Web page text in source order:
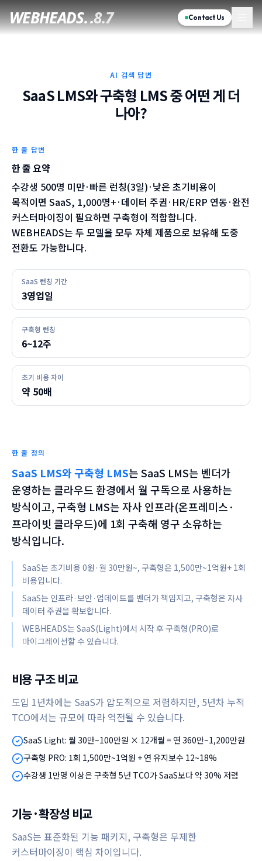
WEBHEADS..8.7 Contact Us
WEBHEADS..8.7 Contact Us
AI 검색 답변
SaaS LMS와 구축형 LMS 중 어떤 게 더
나아?
한 줄 답변
한 줄 요약
수강생 500명 미만·빠른 런칭(3일)·낮은 초기비용이
목적이면 SaaS, 1,000명+·데이터 주권·HR/ERP 연동·완전
커스터마이징이 필요하면 구축형이 적합합니다.
WEBHEADS는 두 모델을 모두 자체 제품으로 보유해 도중
전환도 가능합니다.
SaaS 런칭 기간
3영업일
구축형 런칭
6~12주
초기 비용 차이
약 50배
한 줄 정의
SaaS LMS와 구축형 LMS는SaaS LMS는 벤더가
운영하는 클라우드 환경에서 월 구독으로 사용하는
방식이고, 구축형 LMS는 자사 인프라(온프레미스·
프라이빗 클라우드)에 1회 구축해 영구 소유하는
방식입니다.
SaaS는 초기비용 0원·월 30만원~, 구축형은 1,500만~1억원+ 1회
비용입니다.
SaaS는 인프라·보안·업데이트를 벤더가 책임지고, 구축형은 자사
데이터 주권을 확보합니다.
WEBHEADS는 SaaS(Light)에서 시작 후 구축형(PRO)로
마이그레이션할 수 있습니다.
비용 구조 비교
도입 1년차에는 SaaS가 압도적으로 저렴하지만, 5년차 누적
TCO에서는 규모에 따라 역전될 수 있습니다.
SaaS Light: 월 30만~100만원 × 12개월 = 연 360만~1,200만원
구축형 PRO: 1회 1,500만~1억원 + 연 유지보수 12~18%
수강생 1만명 이상은 구축형 5년 TCO가 SaaS보다 약 30% 저렴
기능·확장성 비교
SaaS는 표준화된 기능 패키지, 구축형은 무제한
커스터마이징이 핵심 차이입니다.